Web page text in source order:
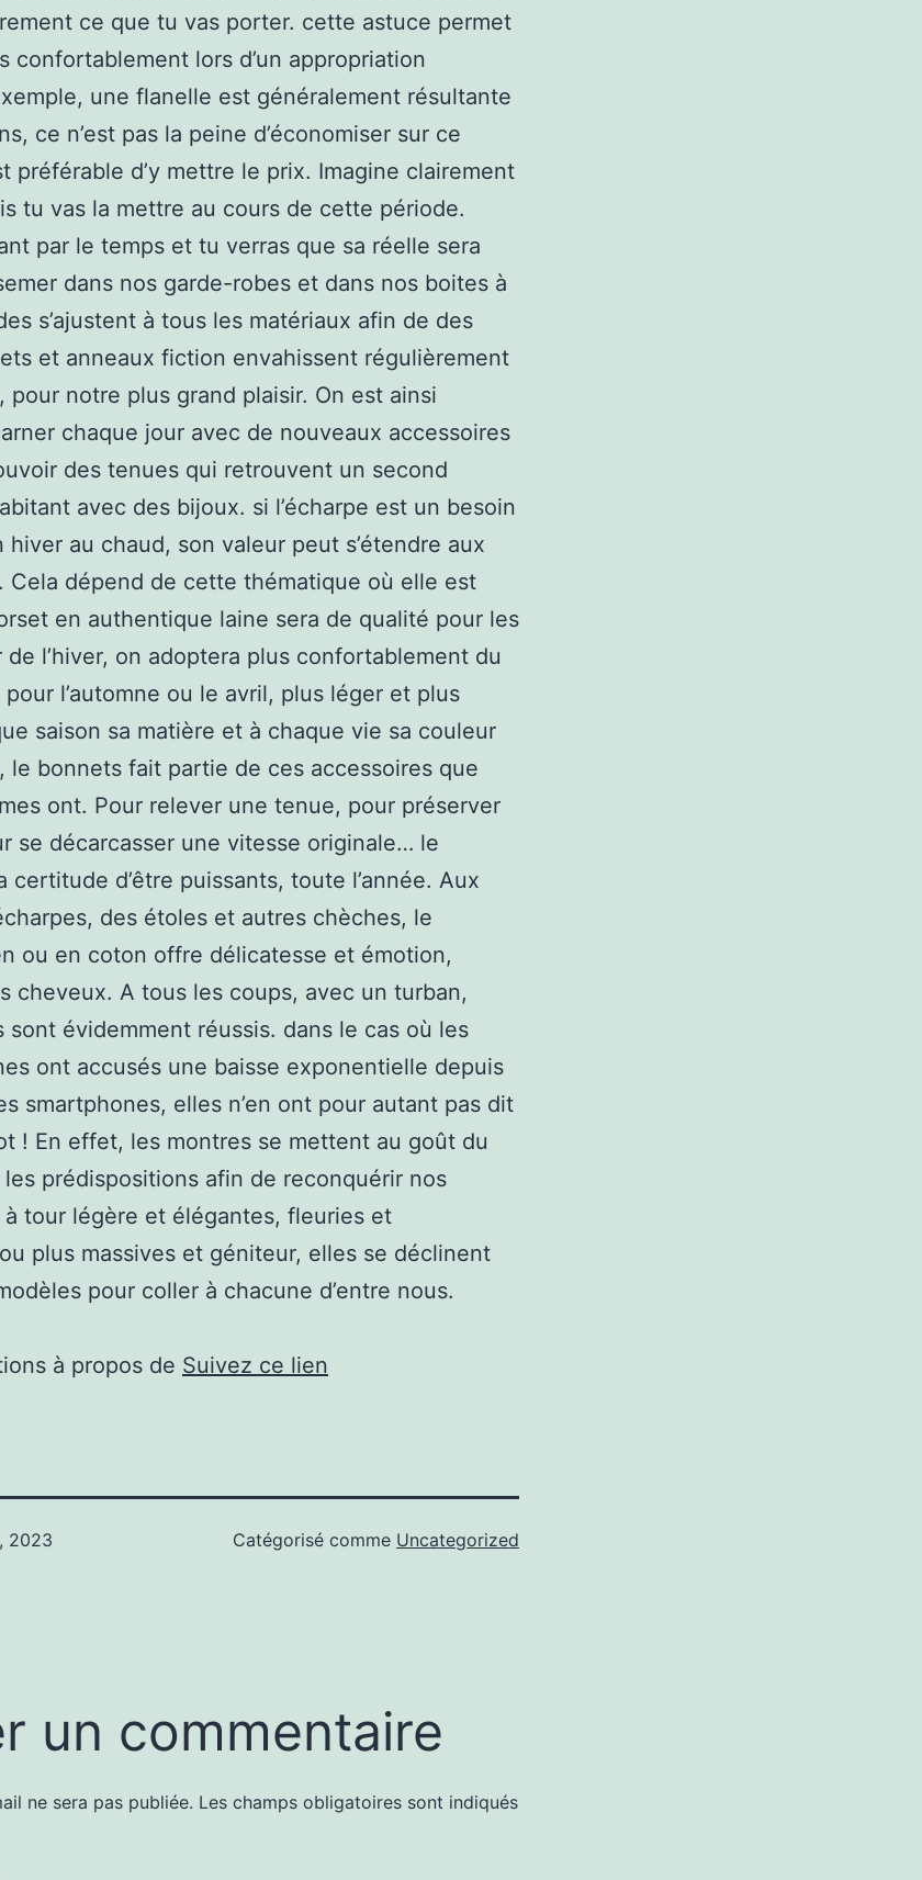
ce que tu vas porter. cette astuce permet
confortablement lors d’un appropriation
une flanelle est généralement résultante
ce n’est pas la peine d’économiser sur ce
préférable d’y mettre le prix. Imagine clairement
tu vas la mettre au cours de cette période.
par le temps et tu verras que sa réelle sera
dans nos garde-robes et dans nos boites à
s’ajustent à tous les matériaux afin de des
et anneaux fiction envahissent régulièrement
pour notre plus grand plaisir. On est ainsi
chaque jour avec de nouveaux accessoires
des tenues qui retrouvent un second
avec des bijoux. si l’écharpe est un besoin
hiver au chaud, son valeur peut s’étendre aux
Cela dépend de cette thématique où elle est
en authentique laine sera de qualité pour les
l’hiver, on adoptera plus confortablement du
l’automne ou le avril, plus léger et plus
saison sa matière et à chaque vie sa couleur
le bonnets fait partie de ces accessoires que
ont. Pour relever une tenue, pour préserver
se décarcasser une vitesse originale… le
certitude d’être puissants, toute l’année. Aux
des étoles et autres chèches, le
ou en coton offre délicatesse et émotion,
cheveux. A tous les coups, avec un turban,
sont évidemment réussis. dans le cas où les
ont accusés une baisse exponentielle depuis
smartphones, elles n’en ont pour autant pas dit
! En effet, les montres se mettent au goût du
prédispositions afin de reconquérir nos
à tour légère et élégantes, fleuries et
plus massives et géniteur, elles se déclinent
pour coller à chacune d’entre nous.
à propos de Suivez ce lien
2023
Catégorisé comme Uncategorized
un commentaire
ne sera pas publiée. Les champs obligatoires sont indiqués